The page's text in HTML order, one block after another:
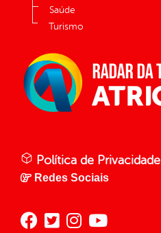
Saúde
Turismo
Política de Privacidade
Redes Sociais